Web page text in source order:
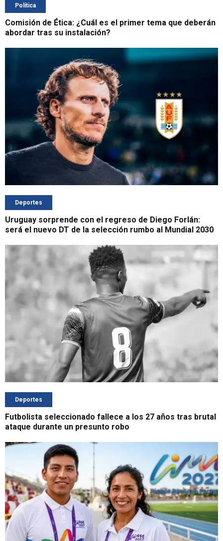
Política
Comisión de Ética: ¿Cuál es el primer tema que deberán
abordar tras su instalación?
Deportes
Uruguay sorprende con el regreso de Diego Forlán:
será el nuevo DT de la selección rumbo al Mundial 2030
Deportes
Futbolista seleccionado fallece a los 27 años tras brutal
ataque durante un presunto robo